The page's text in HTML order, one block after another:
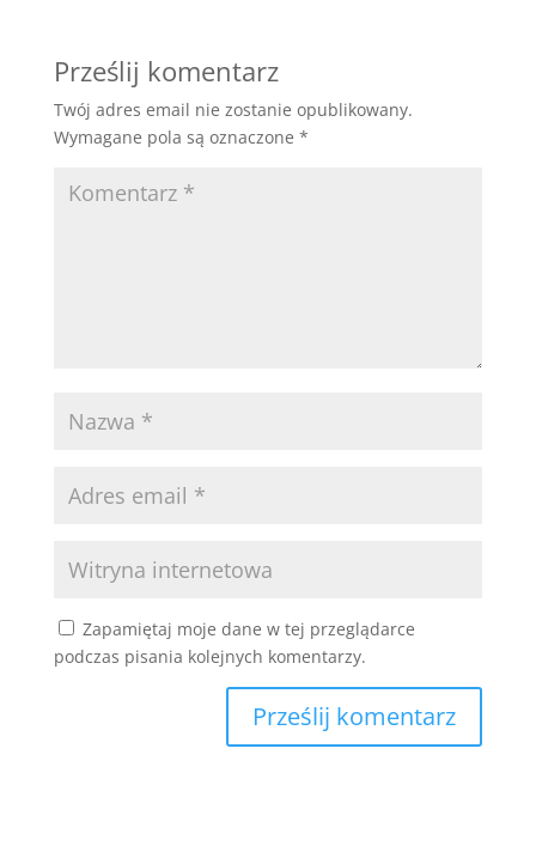
Prześlij komentarz
Twój adres email nie zostanie opublikowany.
Wymagane pola są oznaczone *
Zapamiętaj moje dane w tej przeglądarce
podczas pisania kolejnych komentarzy.